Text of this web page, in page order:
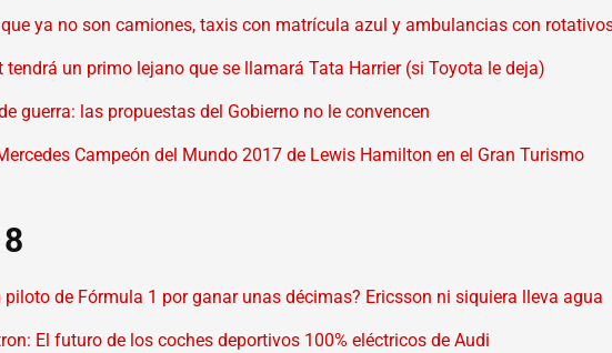
ya no son camiones, taxis con matrícula azul y ambulancias con
tendrá un primo lejano que se llamará Tata Harrier (si Toyota le deja)
guerra: las propuestas del Gobierno no le convencen
Campeón del Mundo 2017 de Lewis Hamilton en el Gran Turismo
de Fórmula 1 por ganar unas décimas? Ericsson ni siquiera lleva agua
El futuro de los coches deportivos 100% eléctricos de Audi